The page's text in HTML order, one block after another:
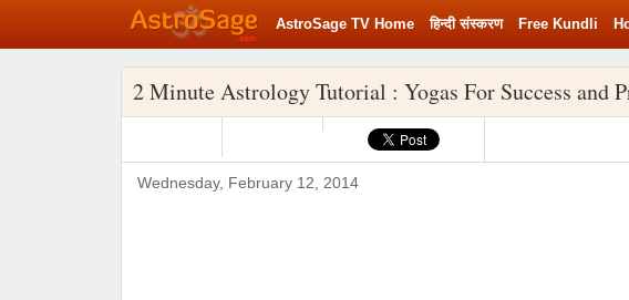
AstroSage TV Home हिन्‍दी संस्‍करण Free Kundli
Rashifal 2020
2 Minute Astrology Tutorial : Yogas For Success and
Wednesday, February 12, 2014